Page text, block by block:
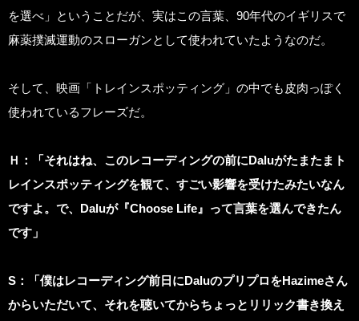
を選べ」ということだが、実はこの言葉、90年代のイギリスで
麻薬撲滅運動のスローガンとして使われていたようなのだ。
そして、映画「トレインスポッティング」の中でも皮肉っぽく
使われているフレーズだ。
Ｈ：「それはね、このレコーディングの前にDaluがたまたまト
レインスポッティングを観て、すごい影響を受けたみたいなん
ですよ。で、Daluが『Choose Life』って言葉を選んできたん
です」
S：「僕はレコーディング前日にDaluのプリプロをHazimeさん
からいただいて、それを聴いてからちょっとリリック書き換え